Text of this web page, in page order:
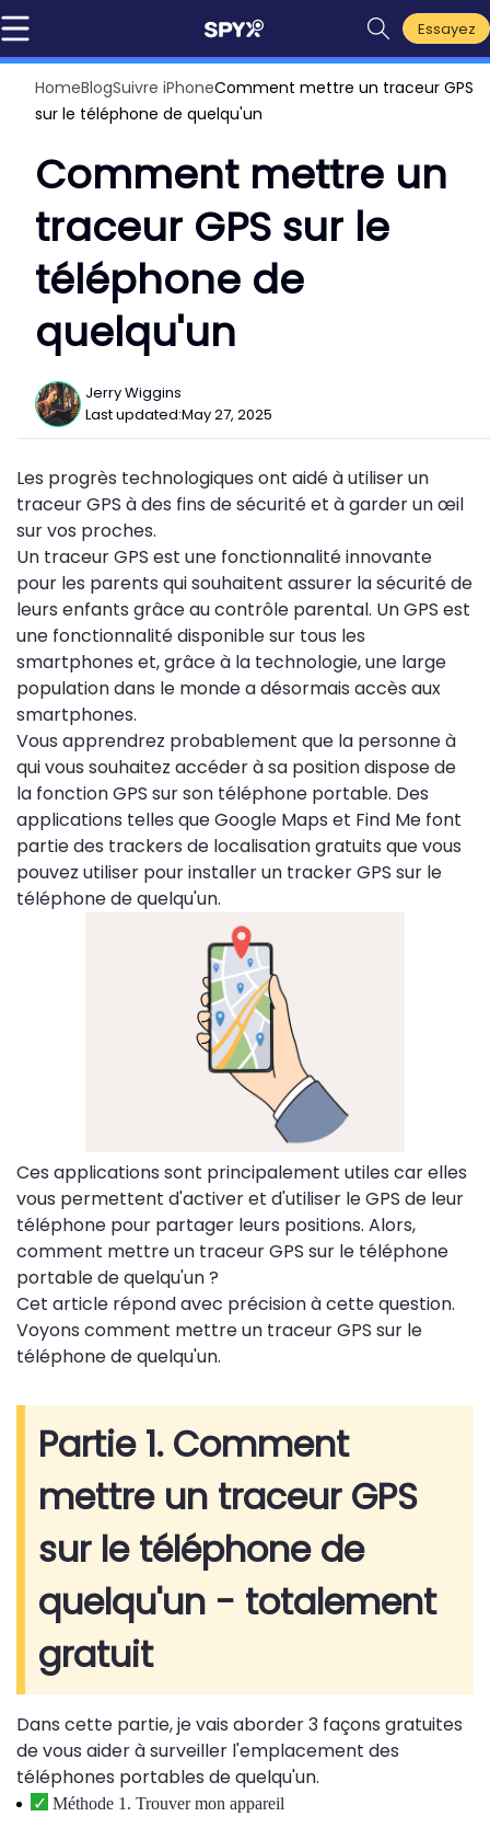
Essayez
HomeBlogSuivre iPhoneComment mettre un traceur GPS
sur le téléphone de quelqu'un
Comment mettre un
traceur GPS sur le
téléphone de
quelqu'un
Jerry Wiggins
Last updated:May 27, 2025
Les progrès technologiques ont aidé à utiliser un
traceur GPS à des fins de sécurité et à garder un œil
sur vos proches.
Un traceur GPS est une fonctionnalité innovante
pour les parents qui souhaitent assurer la sécurité de
leurs enfants grâce au contrôle parental. Un GPS est
une fonctionnalité disponible sur tous les
smartphones et, grâce à la technologie, une large
population dans le monde a désormais accès aux
smartphones.
Vous apprendrez probablement que la personne à
qui vous souhaitez accéder à sa position dispose de
la fonction GPS sur son téléphone portable. Des
applications telles que Google Maps et Find Me font
partie des trackers de localisation gratuits que vous
pouvez utiliser pour installer un tracker GPS sur le
téléphone de quelqu'un.
Ces applications sont principalement utiles car elles
vous permettent d'activer et d'utiliser le GPS de leur
téléphone pour partager leurs positions. Alors,
comment mettre un traceur GPS sur le téléphone
portable de quelqu'un ?
Cet article répond avec précision à cette question.
Voyons comment mettre un traceur GPS sur le
téléphone de quelqu'un.
Partie 1. Comment
mettre un traceur GPS
sur le téléphone de
quelqu'un - totalement
gratuit
Dans cette partie, je vais aborder 3 façons gratuites
de vous aider à surveiller l'emplacement des
téléphones portables de quelqu'un.
Méthode 1. Trouver mon appareil